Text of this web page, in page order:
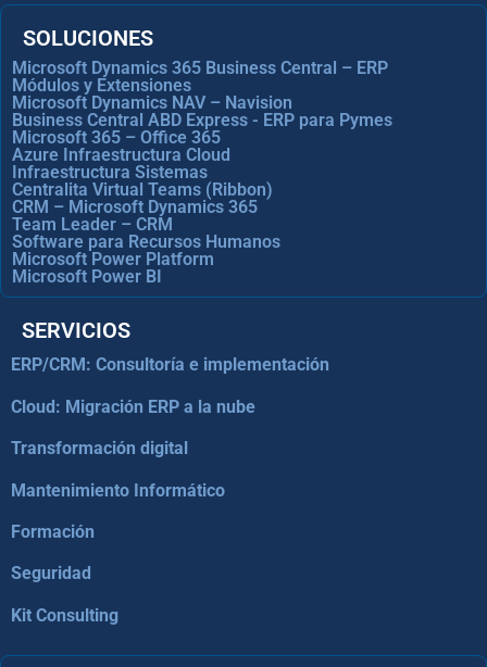
SOLUCIONES
Microsoft Dynamics 365 Business Central – ERP
Módulos y Extensiones
Microsoft Dynamics NAV – Navision
Business Central ABD Express - ERP para Pymes
Microsoft 365 – Office 365
Azure Infraestructura Cloud
Infraestructura Sistemas
Centralita Virtual Teams (Ribbon)
CRM – Microsoft Dynamics 365
Team Leader – CRM
Software para Recursos Humanos
Microsoft Power Platform
Microsoft Power BI
SERVICIOS
ERP/CRM: Consultoría e implementación
Cloud: Migración ERP a la nube
Transformación digital
Mantenimiento Informático
Formación
Seguridad
Kit Consulting